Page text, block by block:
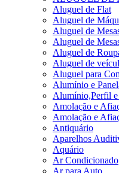
Aluguel de Flat
Aluguel de
Aluguel de
Aluguel de
Aluguel de
Aluguel de
Aluguel para
Alumínio e
Alumínio,Perfil
Amolação e
Amolação e
Antiquário
Aparelhos
Aquário
Ar Condicionado
Ar para Auto